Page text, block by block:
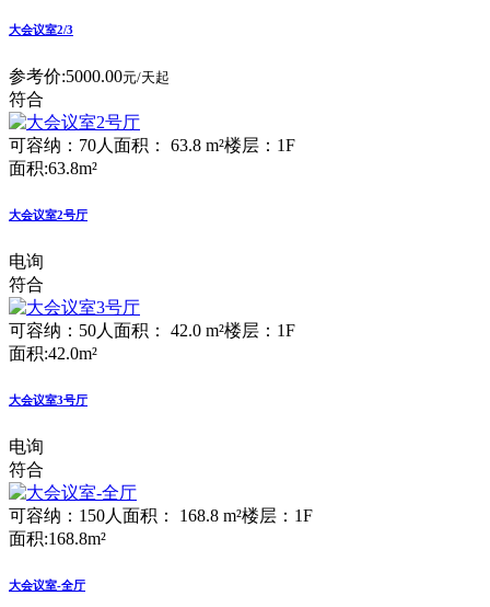
大会议室2/3
参考价:5000.00元/天起
符合
可容纳：70人 面积： 63.8 m²楼层：1F
面积:63.8m²
大会议室2号厅
电询
符合
可容纳：50人 面积： 42.0 m²楼层：1F
面积:42.0m²
大会议室3号厅
电询
符合
可容纳：150人 面积： 168.8 m²楼层：1F
面积:168.8m²
大会议室-全厅